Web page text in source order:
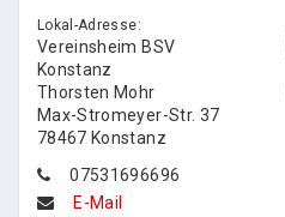
Lokal-Adresse:
Vereinsheim BSV
Konstanz
Thorsten Mohr
Max-Stromeyer-Str. 37
78467 Konstanz
07531696696
E-Mail